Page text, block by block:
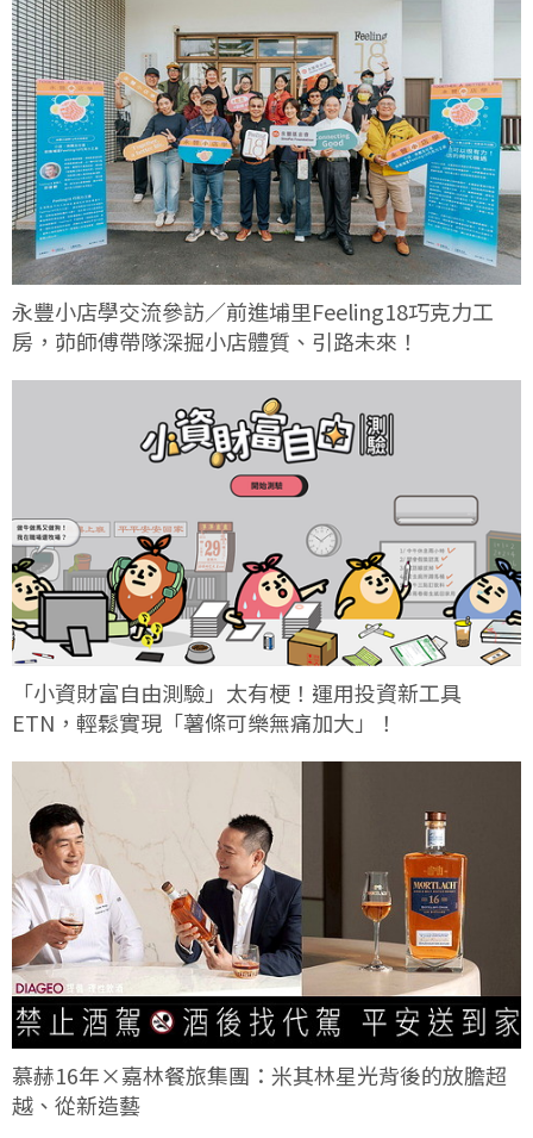
永豐小店學交流參訪／前進埔里Feeling18巧克力工
房，茆師傅帶隊深掘小店體質、引路未來！
「小資財富自由測驗」太有梗！運用投資新工具
ETN，輕鬆實現「薯條可樂無痛加大」！
慕赫16年×嘉林餐旅集團：米其林星光背後的放膽超
越、從新造藝